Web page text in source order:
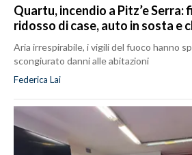
Quartu, incendio a Pitz’e Serra:
ridosso di case, auto in sosta e
Aria irrespirabile, i vigili del fuoco hanno
scongiurato danni alle abitazioni
Federica Lai